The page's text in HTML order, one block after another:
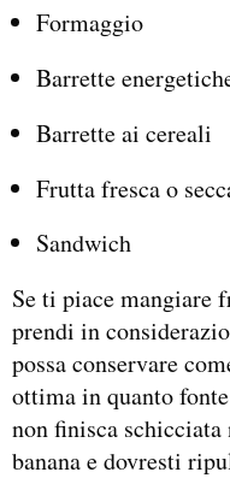
Formaggio
Barrette
Barrette ai cereali
Frutta fresca o
Sandwich
Se ti piace mangiare
prendi in
possa conservare
ottima in quanto
non finisca
banana e dovresti